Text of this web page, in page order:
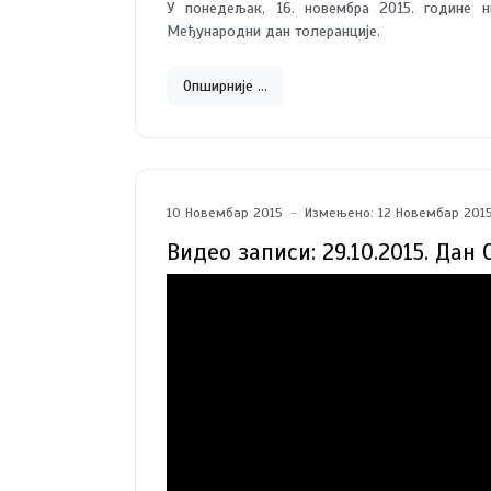
У понедељак, 16. новембра 2015. године
Међународни дан толеранције.
Опширније …
10 Новембар 2015 Измењено: 12 Новембар
Видео записи: 29.10.2015.